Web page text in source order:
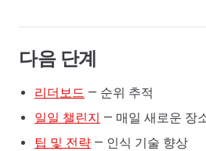
다음 단계
리더보드 — 순위 추적
일일 챌린지 — 매일 새로운 장
팁 및 전략 — 인식 기술 향상